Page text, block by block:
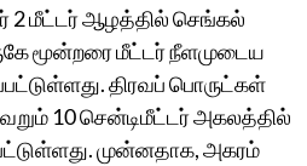
2 மீட்டர் ஆழத்தில் செங்கல்
மூன்றரை மீட்டர் நீளமுடைய
திரவப் பொருட்கள்
10 சென்டிமீட்டர் அகலத்தில்
முன்னதாக, அகரம்